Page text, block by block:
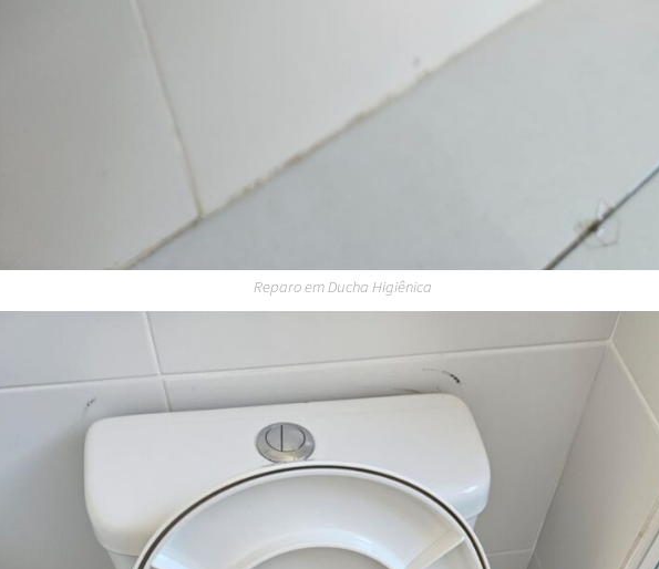
Reparo em Ducha Higiênica